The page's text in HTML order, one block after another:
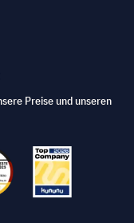
Preise und unseren